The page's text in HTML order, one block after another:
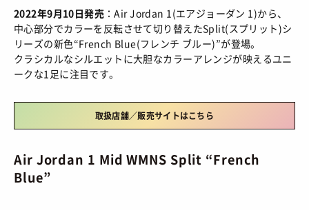
MAKE UP/ チュートリアル
FASHION/ ファション
SHOPS/ ショップ情報
HOW TO / あれこれハウツー
MUSIC/ 音楽
MOVIE/ 映画・ドラマ
ART/ アート
FOOD
HEALTH/ ヘルス・ボディ
ABOUT
SNKRGIRLとは
運営会社
会員ログイン
© 2026 Sneaker-Girl.com is brought to you
2022年9月10日発売 ：Air Jordan 1(エアジョーダン 1)から、
中心部分でカラーを反転させて切り替えたSplit(スプリット)シ
リーズの新色“French Blue(フレンチ ブルー)”が登場。
クラシカルなシルエットに大胆なカラーアレンジが映えるユニ
ークな1足に注目です。
取扱店舗／販売サイトはこちら
Air Jordan 1 Mid WMNS Split “French
Blue”